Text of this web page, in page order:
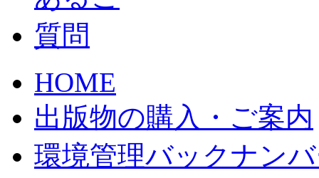
HOME
出版物の購入・ご案内
環境管理バックナン